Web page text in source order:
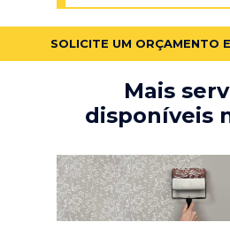
SOLICITE UM ORÇAMENTO
Mais
disponíveis